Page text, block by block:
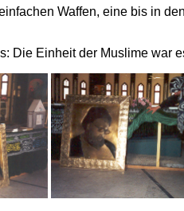
Waffen, eine bis in
Die Einheit der Muslime war